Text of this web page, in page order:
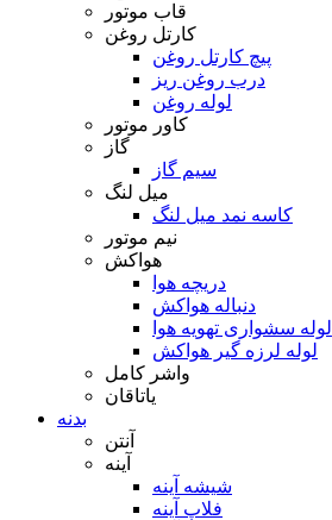
قاب موتور
کارتل روغن
پیچ کارتل روغن
درب روغن ریز
لوله روغن
کاور موتور
گاز
سیم گاز
میل لنگ
کاسه نمد میل لنگ
نیم موتور
هواکش
دریچه هوا
دنباله هواکش
لوله سشواری تهویه هوا
لوله لرزه گیر هواکش
واشر کامل
یاتاقان
بدنه
آنتن
آینه
شیشه آینه
فلاپ آینه